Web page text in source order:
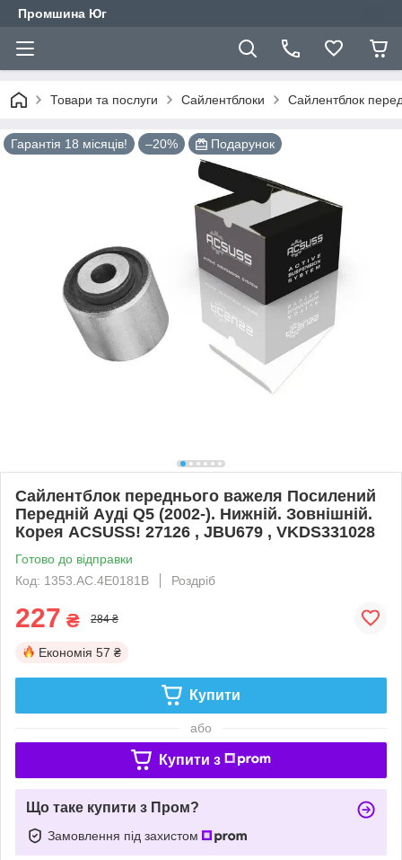
Промшина Юг
Товари та послуги Сайлентблоки Сайлентблок
Гарантія 18 місяців! –20% Подарунок
Сайлентблок переднього важеля Посилений
Передній Ауді Q5 (2002-). Нижній. Зовнішній.
Корея ACSUSS! 27126 , JBU679 , VKDS331028
Готово до відправки
Код: 1353.AC.4E0181B
Роздріб
227 ₴ 284 ₴
Економія 57 ₴
Купити
або
Купити з
Що таке купити з Пром?
Замовлення під захистом